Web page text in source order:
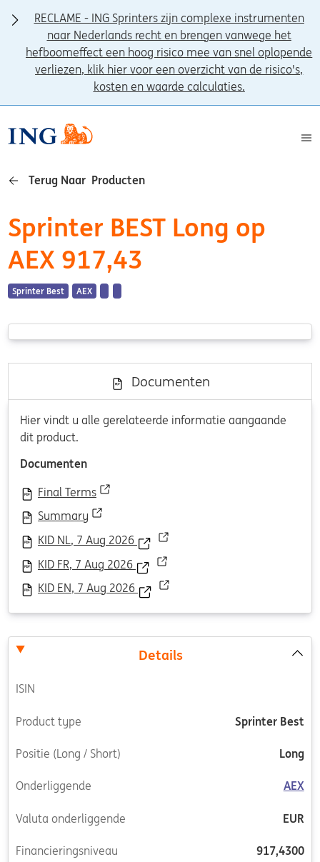
RECLAME - ING Sprinters zijn complexe instrumenten
naar Nederlands recht en brengen vanwege het
hefboomeffect een hoog risico mee van snel oplopende
verliezen, klik hier voor een overzicht van de risico's,
kosten en waarde calculaties.
Terug Naar Producten
Sprinter BEST Long op
AEX 917,43
Sprinter Best AEX
Documenten
Hier vindt u alle gerelateerde informatie aangaande
dit product.
Documenten
Final Terms
Summary
KID NL, 7 Aug 2026
KID FR, 7 Aug 2026
KID EN, 7 Aug 2026
Details
ISIN
Product type Sprinter Best
Positie (Long / Short) Long
Onderliggende AEX
Valuta onderliggende EUR
Financieringsniveau 917,4300